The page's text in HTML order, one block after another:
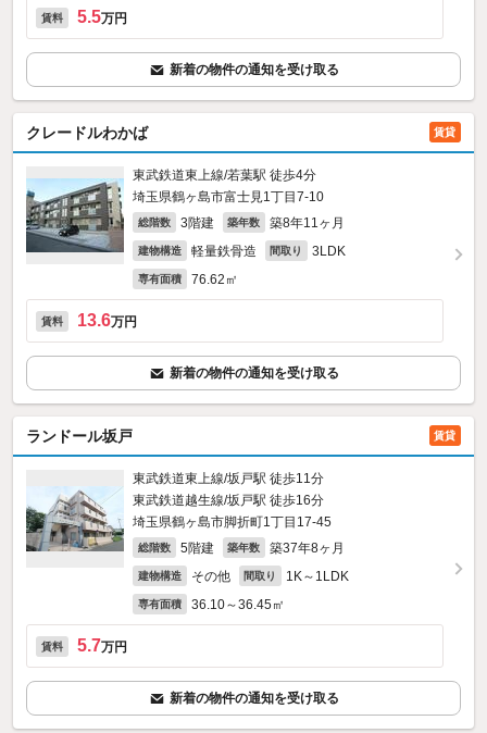
賃料 5.5万円
新着の物件の通知を受け取る
クレードルわかば 賃貸
東武鉄道東上線/若葉駅 徒歩4分
埼玉県鶴ヶ島市富士見1丁目7-10
総階数 3階建 築年数 築8年11ヶ月
建物構造 軽量鉄骨造 間取り 3LDK
専有面積 76.62㎡
賃料 13.6万円
新着の物件の通知を受け取る
ランドール坂戸 賃貸
東武鉄道東上線/坂戸駅 徒歩11分
東武鉄道越生線/坂戸駅 徒歩16分
埼玉県鶴ヶ島市脚折町1丁目17-45
総階数 5階建 築年数 築37年8ヶ月
建物構造 その他 間取り 1K～1LDK
専有面積 36.10～36.45㎡
賃料 5.7万円
新着の物件の通知を受け取る